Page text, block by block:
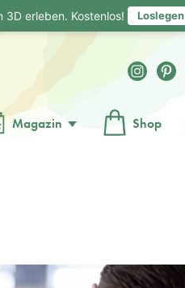
Magazin Shop
erleben. Kostenlos! Loslegen